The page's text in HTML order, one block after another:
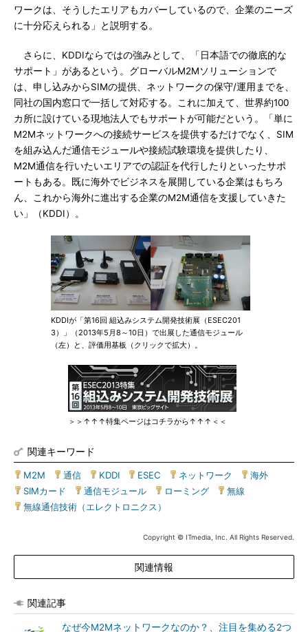
ワークは、そうしたエリアもカバーしているので、企業のニーズ
に十分応えられる」と説明する。
さらに、KDDIならではの強みとして、「日本語での徹底的な
サポート」があるという。グローバルM2Mソリューションで
は、申し込みからSIMの提供、ネットワークの保守/運用までを、
同社の国内窓口で一括して対応する。これに加えて、世界約100
カ所に設けている現地法人でもサポートが可能だという。「単に
M2Mネットワークへの接続サービスを提供するだけでなく、SIM
を組み込んだ通信モジュールや接続試験環境を提供したり、
M2M通信を行いたいエリアでの認証を代行したりといったサポ
ートもある。既に海外でビジネスを展開している企業はもちろ
ん、これから海外に進出する企業のM2M通信を支援していきた
い」（KDDI）。
KDDIが「第16回 組込みシステム開発技術展（ESEC201
3）」（2013年5月8～10日）で出展した通信モジュール
（左）と、評価用基板（クリックで拡大）。
＞＞↑↑↑特集ページはコチラから↑↑↑＜＜
関連キーワード
M2M 通信 KDDI ESEC ネットワーク 海外
SIMカード
通信モジュール ローミング 無線
無線通信技術（エレクトロニクス）
Copyright © ITmedia, Inc. All Rights Reserved.
関連情報
関連記事
なぜ今M2Mネットワークなのか？、注目を集める2つ